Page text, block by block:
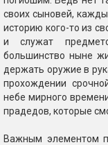
своих сыновей,
историю кого-то из
и служат
большинство ныне
держать оружие в
прохождении
небе мирного
прадедов, которые
Важным элементом